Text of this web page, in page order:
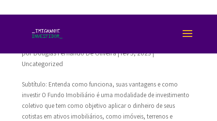
Conheça o Fundo Imobiliário: Uma Opção de
porDouglas Fernando De Oliveira|fev 5, 2023|
Uncategorized
Subtítulo: Entenda como funciona, suas vantagens e como
investir O Fundo Imobiliário é uma modalidade de investimento
coletivo que tem como objetivo aplicar o dinheiro de seus
cotistas em ativos imobiliários, como imóveis, terrenos e